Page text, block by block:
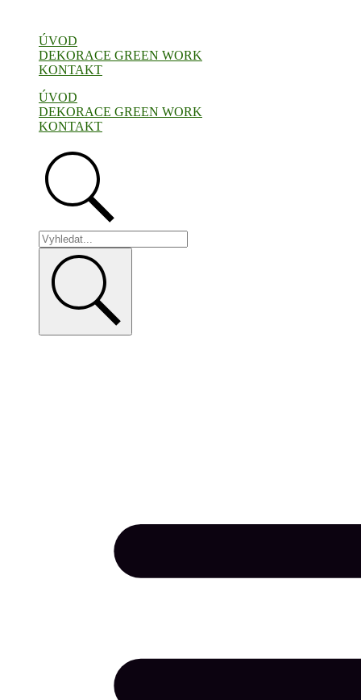
obsahuÚVOD
DEKORACE GREEN WORK
KONTAKT
ÚVOD
DEKORACE GREEN WORK
KONTAKT